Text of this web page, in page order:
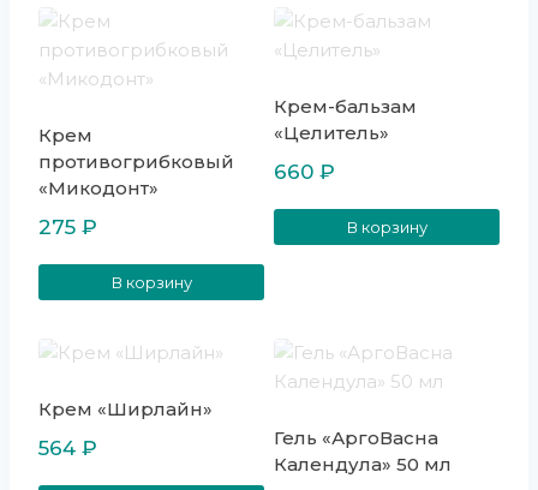
Крем
противогрибковый
«Микодонт»
275 ₽
В корзину
Крем-бальзам
«Целитель»
660 ₽
В корзину
Крем «Ширлайн»
564 ₽
Гель «АргоВасна
Календула» 50 мл